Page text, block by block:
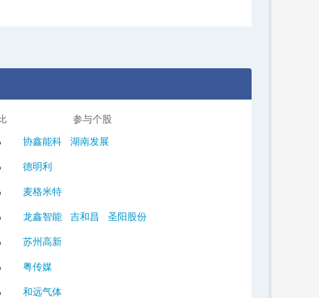
参与个股
协鑫能科 湖南发展
德明利
麦格米特
龙鑫智能 吉和昌 圣阳股份
苏州高新
粤传媒
和远气体